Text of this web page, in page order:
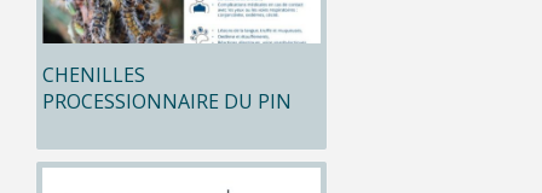
CHENILLES
PROCESSIONNAIRE DU PIN